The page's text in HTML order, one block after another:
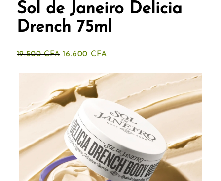
Sol de Janeiro Delicia
Drench 75ml
19.500CFA Le
19.500 CFA.
16.600 CFALe
est :
16.600 CFA.